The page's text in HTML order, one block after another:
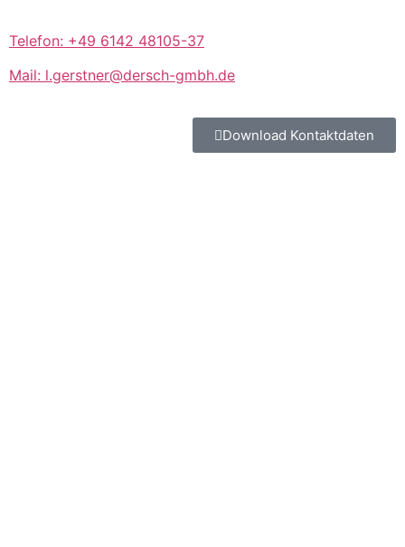
Telefon: +49 6142 48105-37
Mail: l.gerstner@dersch-gmbh.de
Download Kontaktdaten